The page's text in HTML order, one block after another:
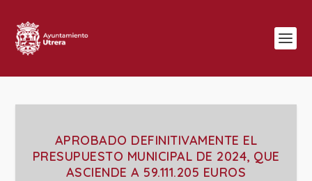
APROBADO DEFINITIVAMENTE EL
PRESUPUESTO MUNICIPAL DE 2024, QUE
ASCIENDE A 59.111.205 EUROS